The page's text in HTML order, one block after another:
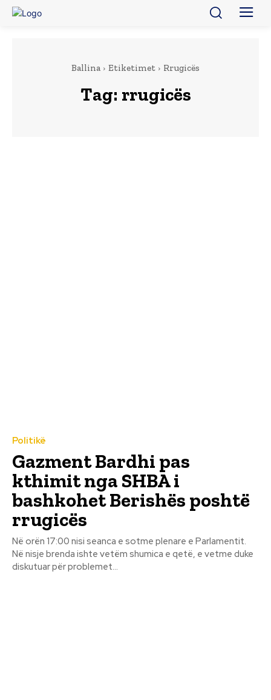
Ballina Etiketimet Rrugicës
Tag: rrugicës
Politikë
Gazment Bardhi pas
kthimit nga SHBA i
bashkohet Berishës poshtë
rrugicës
Në orën 17:00 nisi seanca e sotme plenare e Parlamentit.
Në nisje brenda ishte vetëm shumica e qetë, e vetme duke
diskutuar për problemet...